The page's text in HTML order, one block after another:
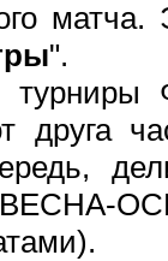
".
друга